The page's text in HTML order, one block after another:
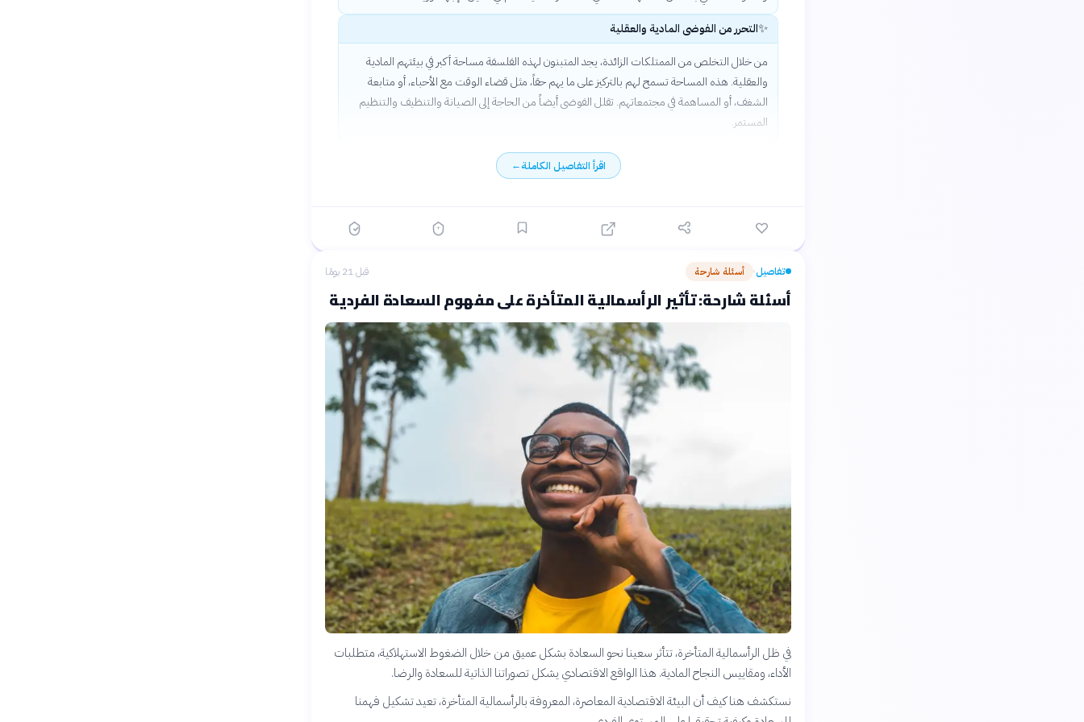
✨التحرر من الفوضى المادية والعقلية
من خلال التخلص من الممتلكات الزائدة، يجد المتبنون لهذه الفلسفة مساحة أكبر في بيئتهم المادية
والعقلية. هذه المساحة تسمح لهم بالتركيز على ما يهم حقاً، مثل قضاء الوقت مع الأحباء، أو متابعة
الشغف، أو المساهمة في مجتمعاتهم. تقلل الفوضى أيضاً من الحاجة إلى الصيانة والتنظيف والتنظيم
المستمر.
اقرأ التفاصيل الكاملة←
تفاصيل› أسئلة شارحة قبل 21 يومًا
أسئلة شارحة: تأثير الرأسمالية المتأخرة على مفهوم السعادة الفردية
في ظل الرأسمالية المتأخرة، تتأثر سعينا نحو السعادة بشكل عميق من خلال الضغوط الاستهلاكية، متطلبات
الأداء، ومقاييس النجاح المادية. هذا الواقع الاقتصادي يشكل تصوراتنا الذاتية للسعادة والرضا.
نستكشف هنا كيف أن البيئة الاقتصادية المعاصرة، المعروفة بالرأسمالية المتأخرة، تعيد تشكيل فهمنا